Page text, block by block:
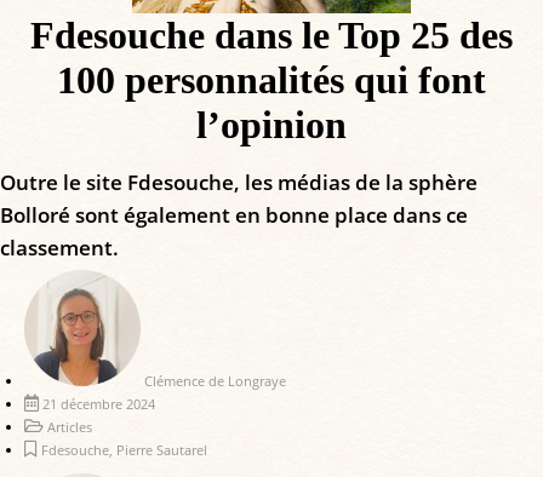
Fdesouche dans le Top 25 des
100 personnalités qui font
l’opinion
Outre le site Fdesouche, les médias de la sphère
Bolloré sont également en bonne place dans ce
classement.
Clémence de Longraye
21 décembre 2024
Articles
Fdesouche, Pierre Sautarel